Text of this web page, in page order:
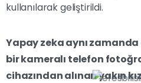
kullanılarak geliştirildi.
Yapay zeka aynı
bir kameralı telefon
cihazından alınan yakın